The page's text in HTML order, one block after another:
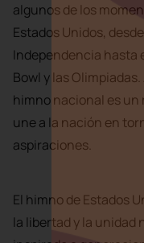
algunos de los
Estados Unidos,
Independencia hasta
Bowl y las
himno nacional es
une a la nación en
aspiraciones.
El himno de Estados
la libertad y la unidad